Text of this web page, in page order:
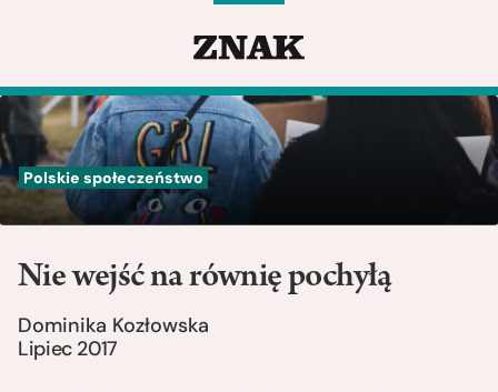
Polskie społeczeństwo
Nie wejść na równię pochyłą
Dominika Kozłowska
Lipiec 2017